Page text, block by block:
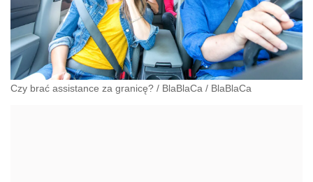
Czy brać assistance za granicę? / BlaBlaCa / BlaBlaCa